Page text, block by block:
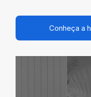
Conheça a